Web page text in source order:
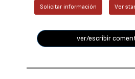
Solicitar información Ver
ver/escribir